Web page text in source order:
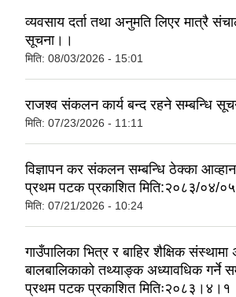
व्यवसाय दर्ता तथा अनुमति लिएर मात्रै
सूचना।।
मिति: 08/03/2026 - 15:01
राजश्व संकलन कार्य बन्द रहने सम्बन्धि
मिति: 07/23/2026 - 11:11
विज्ञापन कर संकलन सम्बन्धि ठेक्का
प्रथम पटक प्रकाशित मिति:२०८३/०४/०५
मिति: 07/21/2026 - 10:24
गाउँपालिका भित्र र बाहिर शैक्षिक संस्थामा
बालबालिकाको तथ्याङ्क अध्यावधिक गर्ने
प्रथम पटक प्रकाशित मितिः२०८३।४।१